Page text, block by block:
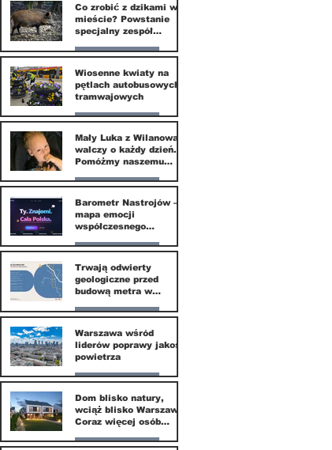
Co zrobić z dzikami w
mieście? Powstanie
specjalny zespół
Nasze miasto
20 kwi
Wiosenne kwiaty na
pętlach autobusowych i
tramwajowych
Nasze miasto
20 kwi
Mały Luka z Wilanowa
walczy o każdy dzień.
Pomóżmy naszemu
odzyskać dzieciństwo
Nasze miasto
30 mar
Barometr Nastrojów –
mapa emocji
współczesnego
Nasze miasto
30 mar
Trwają odwierty
geologiczne przed
budową metra w
Nasze miasto
24 mar
Warszawa wśród
liderów poprawy jakości
powietrza
Nasze miasto
24 mar
Dom blisko natury,
wciąż blisko Warszawy.
Coraz więcej osób